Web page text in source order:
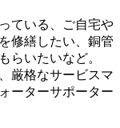
ている、ご自宅や
修繕したい、銅管
らいたいなど。
厳格なサービスマ
ーターサポーター